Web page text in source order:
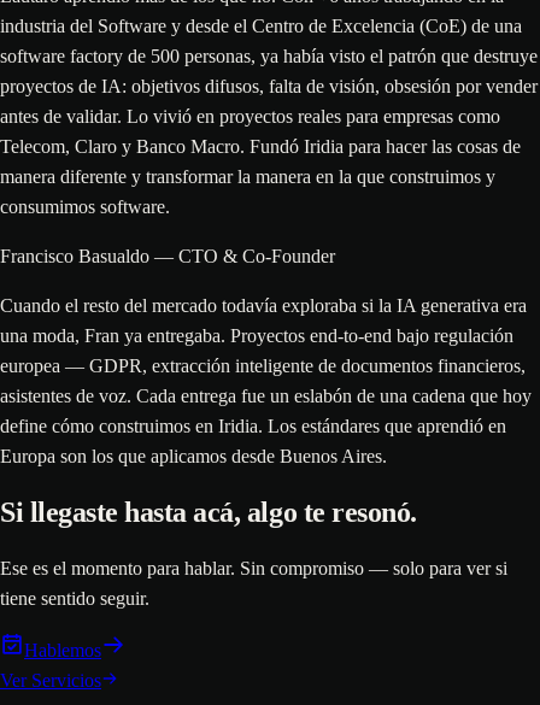
industria del Software y desde el Centro de Excelencia (CoE) de una
software factory de 500 personas, ya había visto el patrón que destruye
proyectos de IA: objetivos difusos, falta de visión, obsesión por vender
antes de validar. Lo vivió en proyectos reales para empresas como
Telecom, Claro y Banco Macro. Fundó Iridia para hacer las cosas de
manera diferente y transformar la manera en la que construimos y
consumimos software.
Francisco Basualdo — CTO & Co-Founder
Cuando el resto del mercado todavía exploraba si la IA generativa era
una moda, Fran ya entregaba. Proyectos end-to-end bajo regulación
europea — GDPR, extracción inteligente de documentos financieros,
asistentes de voz. Cada entrega fue un eslabón de una cadena que hoy
define cómo construimos en Iridia. Los estándares que aprendió en
Europa son los que aplicamos desde Buenos Aires.
Si llegaste hasta acá, algo te resonó.
Ese es el momento para hablar. Sin compromiso — solo para ver si
tiene sentido seguir.
Hablemos
Ver Servicios